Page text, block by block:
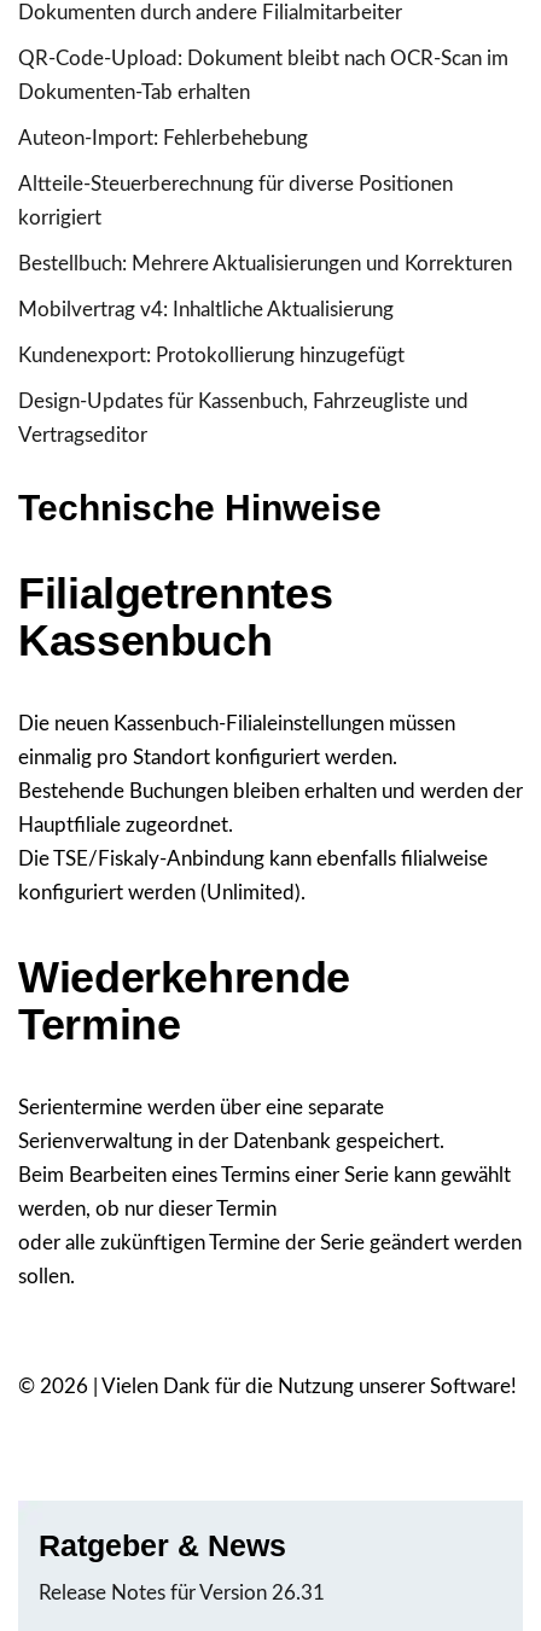
Dokumenten durch andere Filialmitarbeiter
QR-Code-Upload: Dokument bleibt nach OCR-Scan im
Dokumenten-Tab erhalten
Auteon-Import: Fehlerbehebung
Altteile-Steuerberechnung für diverse Positionen
korrigiert
Bestellbuch: Mehrere Aktualisierungen und Korrekturen
Mobilvertrag v4: Inhaltliche Aktualisierung
Kundenexport: Protokollierung hinzugefügt
Design-Updates für Kassenbuch, Fahrzeugliste und
Vertragseditor
Technische Hinweise
Filialgetrenntes
Kassenbuch
Die neuen Kassenbuch-Filialeinstellungen müssen
einmalig pro Standort konfiguriert werden.
Bestehende Buchungen bleiben erhalten und werden der
Hauptfiliale zugeordnet.
Die TSE/Fiskaly-Anbindung kann ebenfalls filialweise
konfiguriert werden (Unlimited).
Wiederkehrende
Termine
Serientermine werden über eine separate
Serienverwaltung in der Datenbank gespeichert.
Beim Bearbeiten eines Termins einer Serie kann gewählt
werden, ob nur dieser Termin
oder alle zukünftigen Termine der Serie geändert werden
sollen.
© 2026 | Vielen Dank für die Nutzung unserer Software!
Ratgeber & News
Release Notes für Version 26.31